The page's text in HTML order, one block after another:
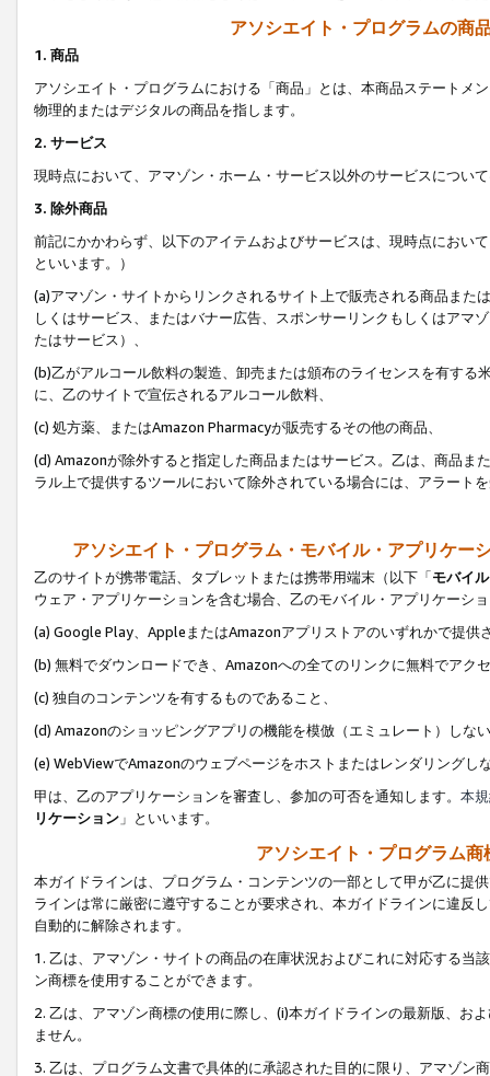
アソシエイト・プログラムの商
1. 商品
アソシエイト・プログラムにおける「商品」とは、本商品ステートメ
物理的またはデジタルの商品を指します。
2. サービス
現時点において、アマゾン・ホーム・サービス以外のサービスについ
3. 除外商品
前記にかかわらず、以下のアイテムおよびサービスは、現時点におい
といいます。）
(a)アマゾン・サイトからリンクされるサイト上で販売される商品ま
しくはサービス、またはバナー広告、スポンサーリンクもしくはアマ
たはサービス）、
(b)乙がアルコール飲料の製造、卸売または頒布のライセンスを有す
に、乙のサイトで宣伝されるアルコール飲料、
(c) 処方薬、またはAmazon Pharmacyが販売するその他の商品、
(d) Amazonが除外すると指定した商品またはサービス。乙は、商品ま
ラル上で提供するツールにおいて除外されている場合には、アラート
アソシエイト・プログラム・モバイル・アプリケー
乙のサイトが携帯電話、タブレットまたは携帯用端末（以下「モバイ
ウェア・アプリケーションを含む場合、乙のモバイル・アプリケーシ
(a) Google Play、AppleまたはAmazonアプリストアのいずれかで提供
(b) 無料でダウンロードでき、Amazonへの全てのリンクに無料でアク
(c) 独自のコンテンツを有するものであること、
(d) Amazonのショッピングアプリの機能を模倣（エミュレート）しな
(e) WebViewでAmazonのウェブページをホストまたはレンダリングし
甲は、乙のアプリケーションを審査し、参加の可否を通知します。 本
リケーション 」といいます。
アソシエイト・プログラム
本ガイドラインは、プログラム・コンテンツの一部として甲が乙に提
ラインは常に厳密に遵守することが要求され、本ガイドラインに違反
自動的に解除されます。
1. 乙は、アマゾン・サイトの商品の在庫状況およびこれに対応する
ン商標を使用することができます。
2. 乙は、アマゾン商標の使用に際し、(i)本ガイドラインの最新版、お
ません。
3. 乙は、プログラム文書で具体的に承認された目的に限り、アマゾン